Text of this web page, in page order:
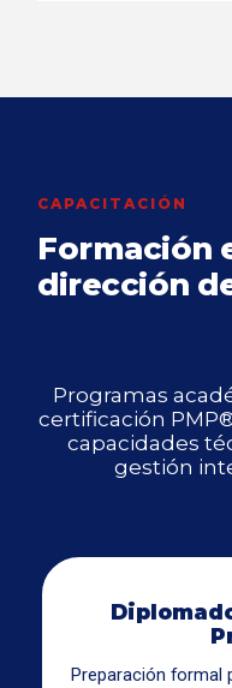
CAPACITACIÓN
Formación
dirección
Programas
certificación
capacidades
gestión
Preparación formal